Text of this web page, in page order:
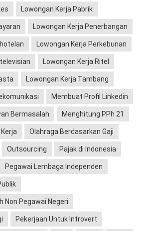
Lowongan Kerja Pabrik
Lowongan Kerja Penerbangan
Lowongan Kerja Perkebunan
Lowongan Kerja Ritel
Lowongan Kerja Tambang
Membuat Profil Linkedin
Bermasalah Menghitung PPh 21
Olahraga Berdasarkan Gaji
Outsourcing Pajak di Indonesia
Pegawai Lembaga Independen
Non Pegawai Negeri
Pekerjaan Untuk Introvert